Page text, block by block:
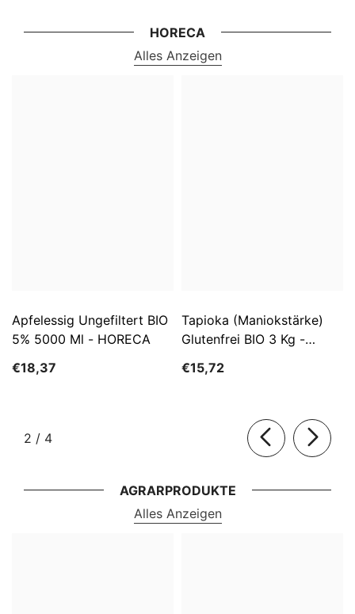
HORECA
Alles Anzeigen
Apfelessig Ungefiltert BIO
5% 5000 Ml - HORECA
€18,37
Tapioka (Maniokstärke)
Glutenfrei BIO 3 Kg -
€15,72
2 / von
4
AGRARPRODUKTE
Alles Anzeigen